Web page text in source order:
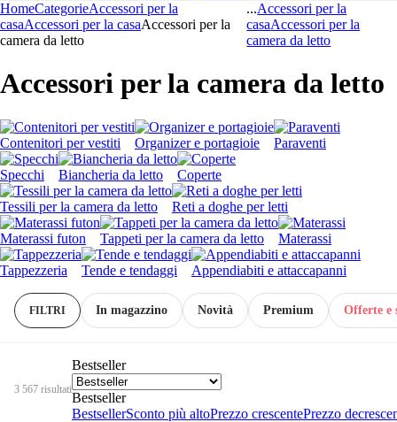
HomeCategorieAccessori per la
casaAccessori per la casaAccessori per la
camera da letto
...Accessori per la
casaAccessori per la
camera da letto
Accessori per la camera da letto
Contenitori per vestiti Organizer e portagioie Paraventi
Specchi Biancheria da letto Coperte
Tessili per la camera da letto Reti a doghe per letti
Materassi futon Tappeti per la camera da letto Materassi
Tappezzeria Tende e tendaggi Appendiabiti e attaccapanni
FILTRI In magazzino Offerte e
Premium
Novità
3 567 risultati
Bestseller
Bestseller
BestsellerSconto più altoPrezzo crescentePrezzo